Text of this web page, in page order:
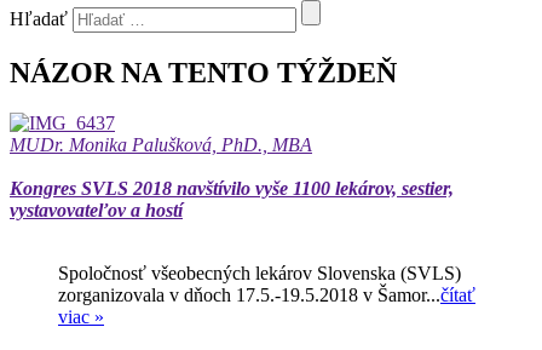
Hľadať
NÁZOR NA TENTO TÝŽDEŇ
MUDr. Monika Palušková, PhD., MBA
Kongres SVLS 2018 navštívilo vyše 1100 lekárov, sestier,
vystavovateľov a hostí
Spoločnosť všeobecných lekárov Slovenska (SVLS)
zorganizovala v dňoch 17.5.-19.5.2018 v Šamor...čítať
viac »